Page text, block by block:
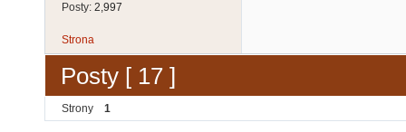
Posty: 2,997
Strona
Posty [ 17 ]
Strony 1